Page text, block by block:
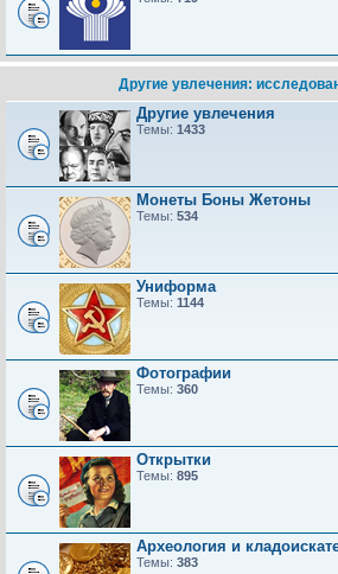
Другие увлечения:
Другие увлечения
Темы: 1433
Монеты Боны Жетоны
Темы: 534
Униформа
Темы: 1144
Фотографии
Темы: 360
Открытки
Темы: 895
Археология и
Темы: 383